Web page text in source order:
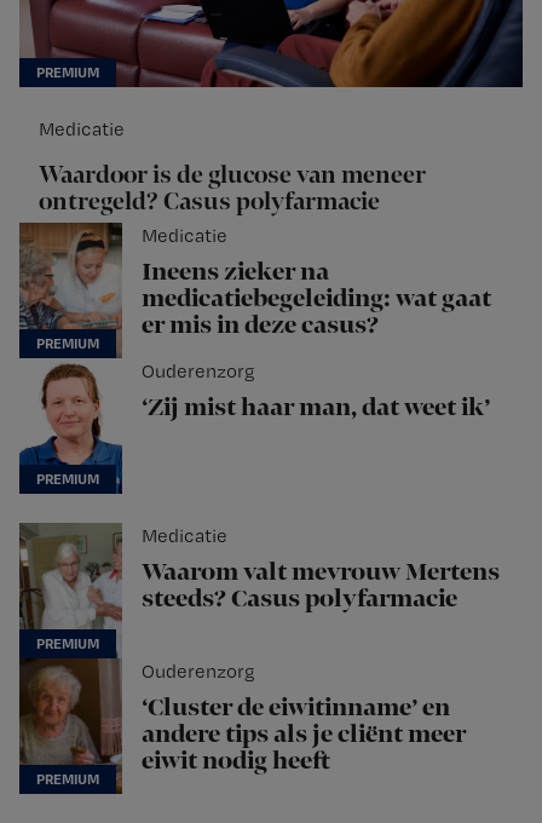
Medicatie
Waardoor is de glucose van meneer
ontregeld? Casus polyfarmacie
Medicatie
Ineens zieker na
medicatiebegeleiding: wat gaat
er mis in deze casus?
Ouderenzorg
‘Zij mist haar man, dat weet ik’
Medicatie
Waarom valt mevrouw Mertens
steeds? Casus polyfarmacie
Ouderenzorg
‘Cluster de eiwitinname’ en
andere tips als je cliënt meer
eiwit nodig heeft